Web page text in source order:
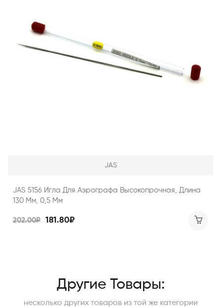
JAS
JAS 5156 Игла Для Аэрографа Высокопрочная, Длина
130 Мм, 0,5 Мм
202.00₽ 181.80₽
Другие Товары:
несколько других товаров из той же категории